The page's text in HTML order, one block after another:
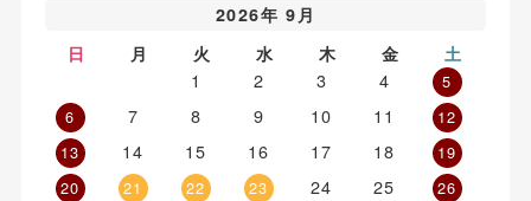
2026年 9月
日
月 火 水 木 金 土
1 2 3 4
5
6
7 8 9 10 11
12
13
14 15 16 17 18
19
20
21 22 23 24 25
26